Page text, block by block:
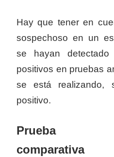
Hay que tener en
sospechoso en un
se hayan detectado
positivos en pruebas
se está realizando,
positivo.
Prueba
comparativa